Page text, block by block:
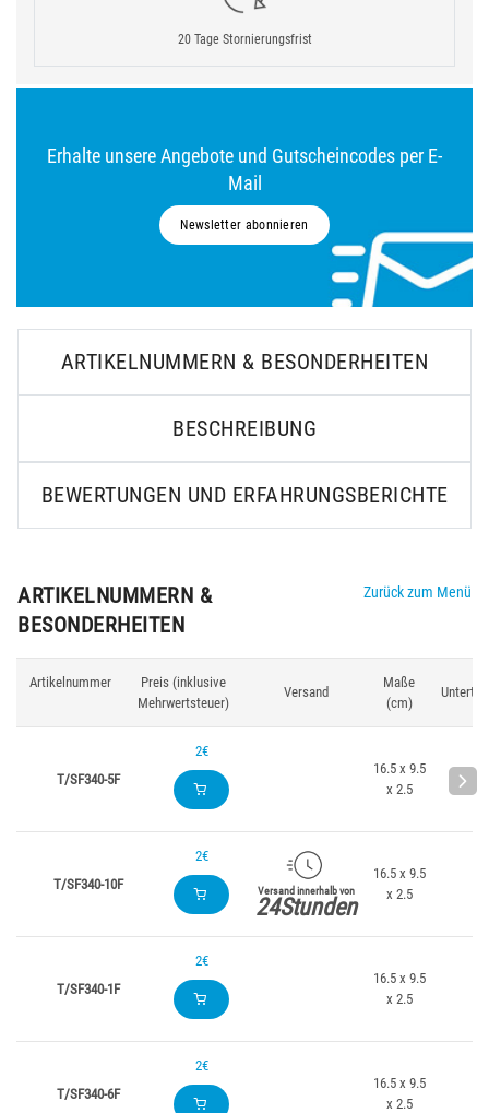
20 Tage Stornierungsfrist
Erhalte unsere Angebote und Gutscheincodes per E-
Mail
Newsletter abonnieren
ARTIKELNUMMERN & BESONDERHEITEN
BESCHREIBUNG
BEWERTUNGEN UND ERFAHRUNGSBERICHTE
ARTIKELNUMMERN &
BESONDERHEITEN
Zurück zum Menü
Artikelnummer
Preis (inklusive
Mehrwertsteuer)
Versand
Maße
(cm)
T/SF340-5F
2€
16.5 x 9.5
x 2.5
T/SF340-10F
2€
Versand innerhalb von
24Stunden
16.5 x 9.5
x 2.5
T/SF340-1F
2€
16.5 x 9.5
x 2.5
T/SF340-6F
2€
16.5 x 9.5
x 2.5